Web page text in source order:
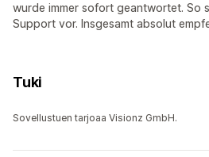
wurde immer sofort geantwortet. So
Support vor. Insgesamt absolut
Tuki
Sovellustuen tarjoaa Visionz GmbH.